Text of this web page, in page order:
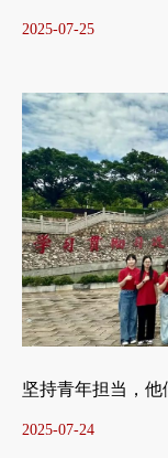
2025-07-25
坚持青年担当，他
2025-07-24